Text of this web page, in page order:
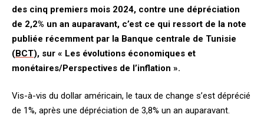
des cinq premiers mois 2024, contre une dépréciation
de 2,2% un an auparavant, c’est ce qui ressort de la note
publiée récemment par la Banque centrale de Tunisie
(BCT), sur « Les évolutions économiques et
monétaires/Perspectives de l’inflation ».
Vis-à-vis du dollar américain, le taux de change s’est déprécié
de 1%, après une dépréciation de 3,8% un an auparavant.